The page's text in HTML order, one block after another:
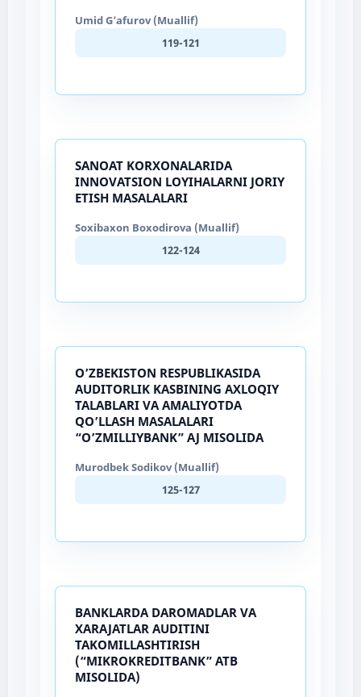
Umid G’afurov (Muallif)
119-121
SANOAT KORXONALARIDA
INNOVATSION LOYIHALARNI JORIY
ETISH MASALALARI
Soxibaxon Boxodirova (Muallif)
122-124
O’ZBEKISTON RESPUBLIKASIDA
AUDITORLIK KASBINING AXLOQIY
TALABLARI VA AMALIYOTDA
QO’LLASH MASALALARI
“O’ZMILLIYBANK” AJ MISOLIDA
Murodbek Sodikov (Muallif)
125-127
BANKLARDA DAROMADLAR VA
XARAJATLAR AUDITINI
TAKOMILLASHTIRISH
(“MIKROKREDITBANK” ATB
MISOLIDA)